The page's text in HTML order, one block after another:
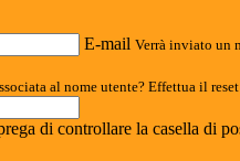
E-mail Verrà inviato un
al nome utente? Effettua il
di controllare la casella di